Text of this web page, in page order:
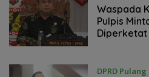
April 2026
Waspada
Pulpis
Diperketat
DPRD Pulang